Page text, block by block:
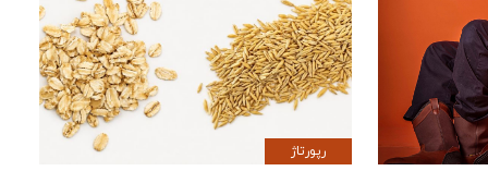
رپورتاژ